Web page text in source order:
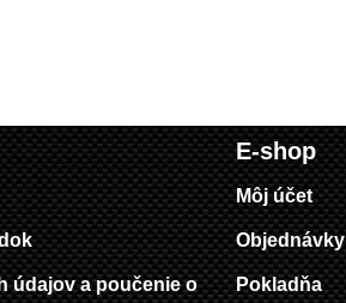
údajov a poučenie o
E-shop
Môj účet
Objednávky
Pokladňa